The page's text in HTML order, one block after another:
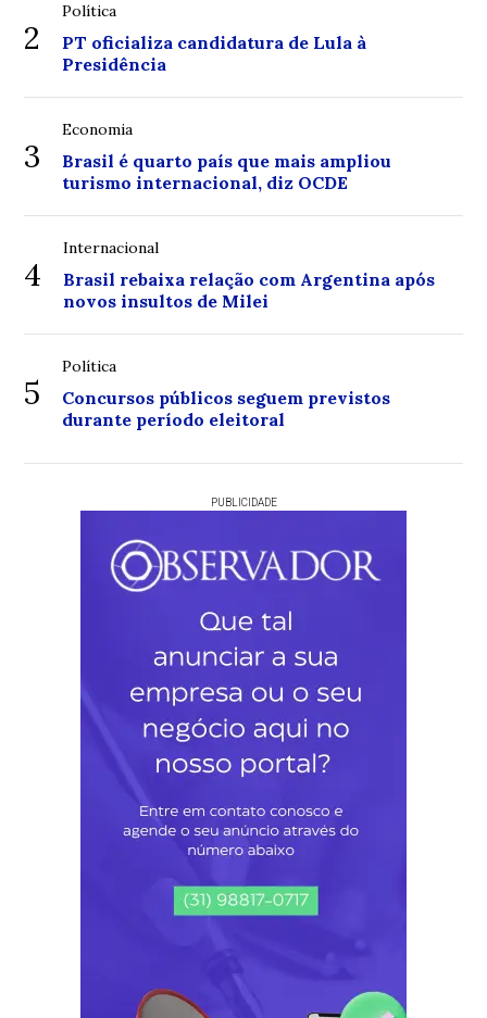
2
Política
PT oficializa candidatura de Lula à
Presidência
3
Economia
Brasil é quarto país que mais ampliou
turismo internacional, diz OCDE
4
Internacional
Brasil rebaixa relação com Argentina após
novos insultos de Milei
5
Política
Concursos públicos seguem previstos
durante período eleitoral
PUBLICIDADE